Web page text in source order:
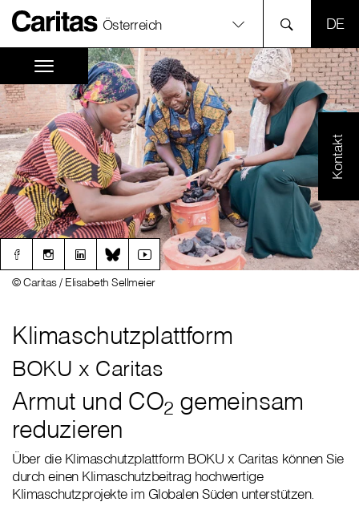
Österreich
Kontakt
Klimaschutzplattform
BOKU x Caritas
© Caritas / Elisabeth Sellmeier
Armut und CO2 gemeinsam
reduzieren
Über die Klimaschutzplattform BOKU x Caritas können Sie
durch einen Klimaschutzbeitrag hochwertige
Klimaschutzprojekte im Globalen Süden unterstützen.